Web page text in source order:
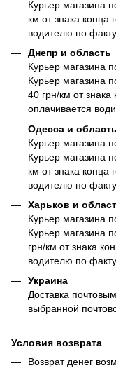
Курьер магазина
км от знака конца
водителю по факту.
Днепр и область
Курьер магазина
Курьер магазина
40 грн/км от знака
оплачивается
Одесса и область
Курьер магазина
Курьер магазина
км от знака конца
водителю по факту.
Харьков и
Курьер магазина
Курьер магазина
грн/км от знака
водителю по факту.
Украина
Доставка
выбранной
Условия возврата
Возврат денег